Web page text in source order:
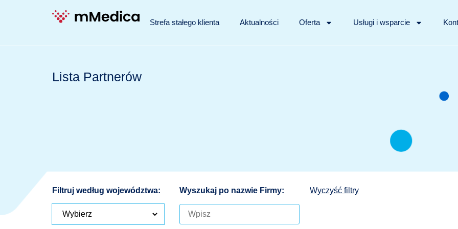
Strefa stałego klienta Aktualności Oferta Usługi i wsparcie
Lista Partnerów
Filtruj według województwa: Wyszukaj po nazwie Firmy: Wyczyść filtry